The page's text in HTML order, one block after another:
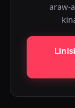
araw-